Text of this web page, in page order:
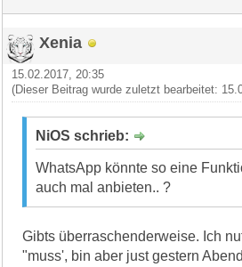
Xenia
15.02.2017, 20:35
(Dieser Beitrag wurde zuletzt bearbeitet:
NiOS schrieb:
WhatsApp könnte so eine
auch mal anbieten.. ?
Gibts überraschenderweise. Ich
"muss', bin aber just gestern